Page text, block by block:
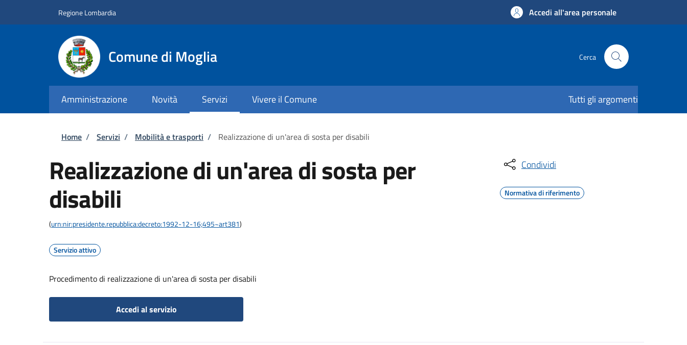
Regione Lombardia Accedi all'area personale
Comune di Moglia Cerca
Amministrazione Novità Servizi Vivere il Comune Tutti gli argomenti
Briciole di pane
Home / Servizi / Mobilità e trasporti / Realizzazione di un'area di sosta per disabili
Realizzazione di un'area di sosta per
disabili
(urn:nir:presidente.repubblica:decreto:1992-12-16;495~art381)
Servizio attivo
Procedimento di realizzazione di un'area di sosta per disabili
Accedi al servizio
Condividi
Normativa di riferimento